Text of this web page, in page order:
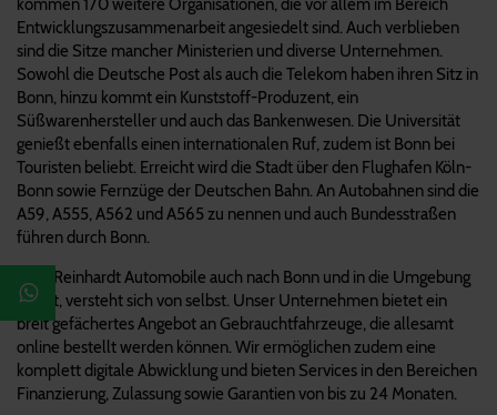
Entwicklungszusammenarbeit angesiedelt sind. Auch verblieben
sind die Sitze mancher Ministerien und diverse Unternehmen.
Sowohl die Deutsche Post als auch die Telekom haben ihren Sitz in
Bonn, hinzu kommt ein Kunststoff-Produzent, ein
Süßwarenhersteller und auch das Bankenwesen. Die Universität
genießt ebenfalls einen internationalen Ruf, zudem ist Bonn bei
Touristen beliebt. Erreicht wird die Stadt über den Flughafen Köln-
Bonn sowie Fernzüge der Deutschen Bahn. An Autobahnen sind die
A59, A555, A562 und A565 zu nennen und auch Bundesstraßen
führen durch Bonn.
Dass Reinhardt Automobile auch nach Bonn und in die Umgebung
liefert, versteht sich von selbst. Unser Unternehmen bietet ein
breit gefächertes Angebot an Gebrauchtfahrzeuge, die allesamt
online bestellt werden können. Wir ermöglichen zudem eine
komplett digitale Abwicklung und bieten Services in den Bereichen
Finanzierung, Zulassung sowie Garantien von bis zu 24 Monaten.